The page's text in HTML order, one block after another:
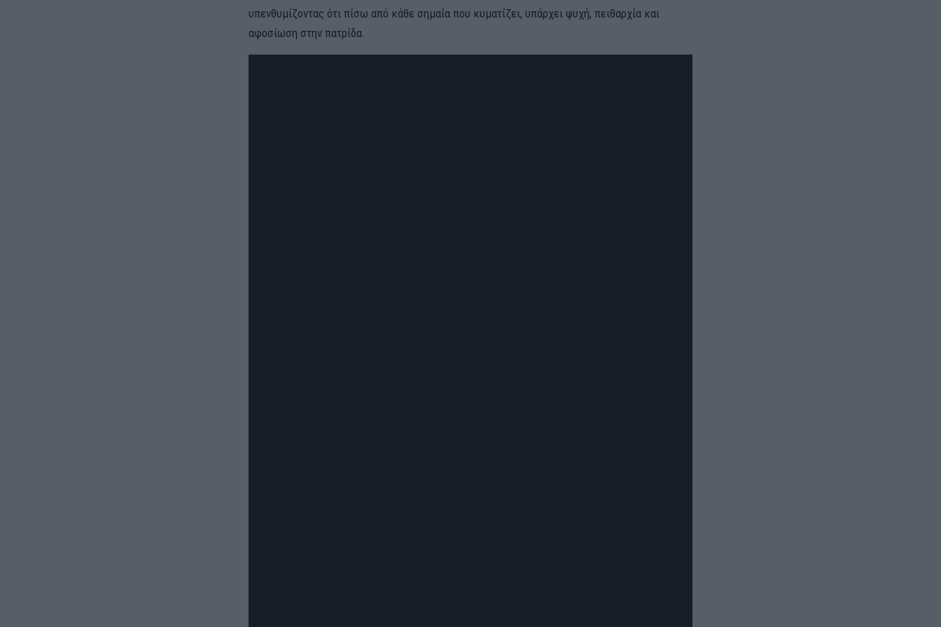
υπενθυμίζοντας ότι πίσω από κάθε σημαία που κυματίζει, υπάρχει ψυχή, πειθαρχία και
αφοσίωση στην πατρίδα.